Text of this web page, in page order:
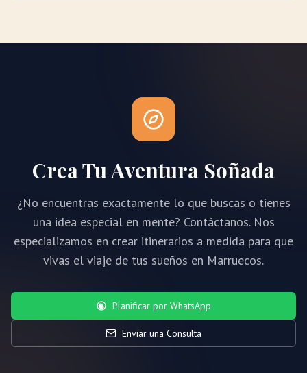
Crea Tu Aventura Soñada
¿No encuentras exactamente lo que buscas o tienes
una idea especial en mente? Contáctanos. Nos
especializamos en crear itinerarios a medida para que
vivas el viaje de tus sueños en Marruecos.
Planificar por WhatsApp
Enviar una Consulta